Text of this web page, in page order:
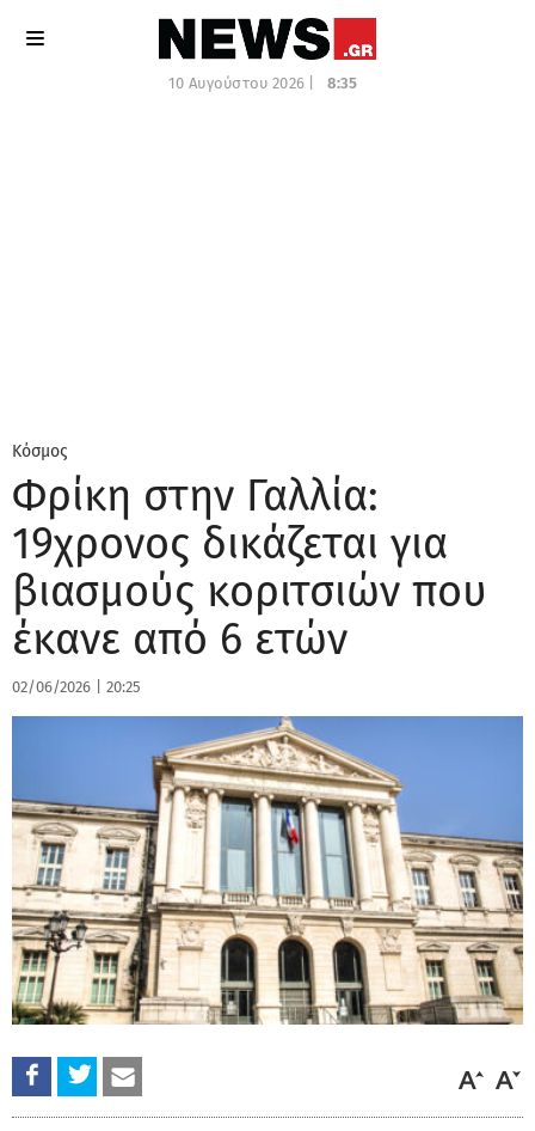
10 Αυγούστου 2026 | 8:35
Κόσμος
Φρίκη στην Γαλλία:
19χρονος δικάζεται για
βιασμούς κοριτσιών που
έκανε από 6 ετών
02/06/2026 20:25